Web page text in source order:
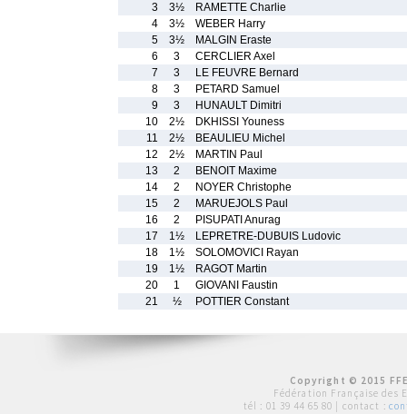
3
3½
RAMETTE Charlie
4
3½
WEBER Harry
5
3½
MALGIN Eraste
6
3
CERCLIER Axel
7
3
LE FEUVRE Bernard
8
3
PETARD Samuel
9
3
HUNAULT Dimitri
10
2½
DKHISSI Youness
11
2½
BEAULIEU Michel
12
2½
MARTIN Paul
13
2
BENOIT Maxime
14
2
NOYER Christophe
15
2
MARUEJOLS Paul
16
2
PISUPATI Anurag
17
1½
LEPRETRE-DUBUIS Ludovic
18
1½
SOLOMOVICI Rayan
19
1½
RAGOT Martin
20
1
GIOVANI Faustin
21
½ POTTIER Constant
Copyright © 2015
Fédération Française des
tél : 01 39 44 65 80 | contact :